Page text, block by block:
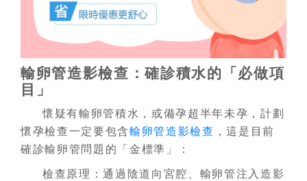
輸卵管造影檢查：確診積水的「必做項
目」
懷疑有輸卵管積水，或備孕超半年未孕，計劃
懷孕檢查一定要包含輸卵管造影檢查 ，這是目前
確診輸卵管問題的「金標準」：
檢查原理：通過陰道向宮腔、輸卵管注入造影